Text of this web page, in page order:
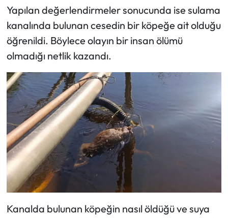
Yapılan değerlendirmeler sonucunda ise sulama
kanalında bulunan cesedin bir köpeğe ait olduğu
öğrenildi. Böylece olayın bir insan ölümü
olmadığı netlik kazandı.
Kanalda bulunan köpeğin nasıl öldüğü ve suya